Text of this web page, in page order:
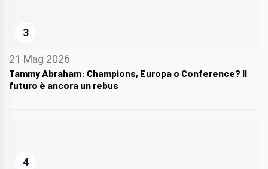
3
21 Mag 2026
Tammy Abraham: Champions, Europa o Conference? Il
futuro è ancora un rebus
4